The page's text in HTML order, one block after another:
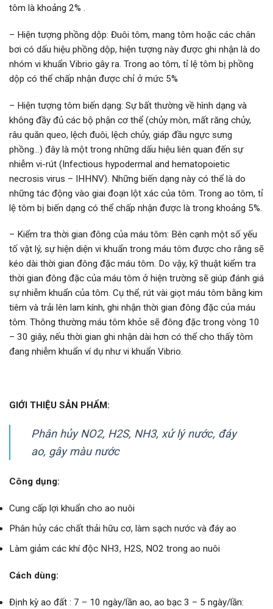
tôm là khoảng 2% .
– Hiện tượng phồng dộp: Đuôi tôm, mang tôm hoặc các chân
bơi có dấu hiệu phồng dộp, hiện tượng này được ghi nhận là do
nhóm vi khuẩn Vibrio gây ra. Trong ao tôm, tỉ lệ tôm bị phồng
dộp có thể chấp nhận được chỉ ở mức 5%
– Hiện tượng tôm biến dạng: Sự bất thường về hình dạng và
không đầy đủ các bộ phận cơ thể (chủy mòn, mất răng chủy,
râu quăn queo, lệch đuôi, lệch chủy, giáp đầu ngực sưng
phồng…) đây là một trong những dấu hiệu liên quan đến sự
nhiễm vi-rút (Infectious hypodermal and hematopoietic
necrosis virus – IHHNV). Những biến dạng này có thể là do
những tác động vào giai đoạn lột xác của tôm. Trong ao tôm, tỉ
lệ tôm bị biến dạng có thể chấp nhận được là trong khoảng 5%.
– Kiểm tra thời gian đông của máu tôm: Bên cạnh một số yếu
tố vật lý, sự hiện diện vi khuẩn trong máu tôm được cho rằng sẽ
kéo dài thời gian đông đặc máu tôm. Do vậy, kỹ thuật kiểm tra
thời gian đông đặc của máu tôm ở hiện trường sẽ giúp đánh giá
sự nhiễm khuẩn của tôm. Cụ thể, rút vài giọt máu tôm bằng kim
tiêm và trải lên lam kính, ghi nhận thời gian đông đặc của máu
tôm. Thông thường máu tôm khỏe sẽ đông đặc trong vòng 10
– 30 giây, nếu thời gian ghi nhận dài hơn có thể cho thấy tôm
đang nhiễm khuẩn ví dụ như vi khuẩn Vibrio.
GIỚI THIỆU SẢN PHẨM:
Phân hủy NO2, H2S, NH3, xử lý nước, đáy
ao, gây màu nước
Công dụng:
Cung cấp lợi khuẩn cho ao nuôi
Phân hủy các chất thải hữu cơ, làm sạch nước và đáy ao
Làm giảm các khí độc NH3, H2S, NO2 trong ao nuôi
Cách dùng:
Định kỳ ao đất : 7 – 10 ngày/lần ao, ao bạc 3 – 5 ngày/lần: